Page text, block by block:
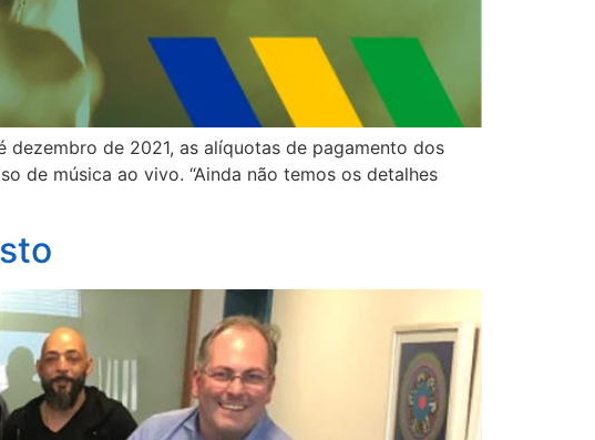
de 2021, as alíquotas de pagamento dos
de música ao vivo. “Ainda não temos os detalhes